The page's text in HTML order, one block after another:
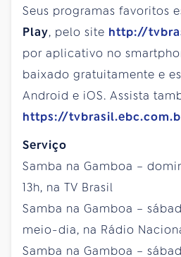
Seus programas favoritos
Play, pelo site http://
por aplicativo no
baixado gratuitamente e
Android e iOS. Assista
https://
Serviço
Samba na Gamboa –
13h, na TV Brasil
Samba na Gamboa –
meio-dia, na Rádio
Samba na Gamboa –